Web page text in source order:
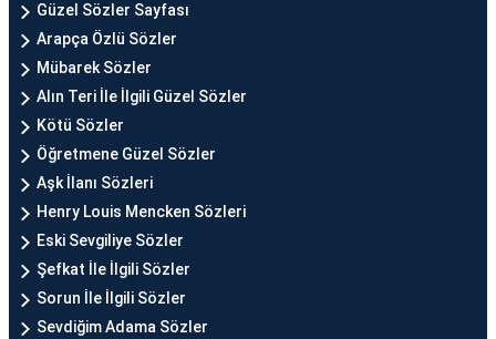
Güzel Sözler Sayfası
Arapça Özlü Sözler
Mübarek Sözler
Alın Teri İle İlgili Güzel Sözler
Kötü Sözler
Öğretmene Güzel Sözler
Aşk İlanı Sözleri
Henry Louis Mencken Sözleri
Eski Sevgiliye Sözler
Şefkat İle İlgili Sözler
Sorun İle İlgili Sözler
Sevdiğim Adama Sözler